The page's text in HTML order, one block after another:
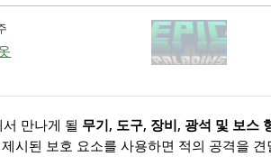
만나게 될 무기, 도구, 장비, 광석 및 보스
시된 보호 요소를 사용하면 적의 공격을 견